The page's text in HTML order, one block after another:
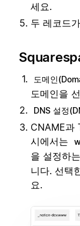
세요.
두 레코드
도메인
도메인을
DNS 설정
CNAME과
시에서는
을 설정하
니다. 선택
요.